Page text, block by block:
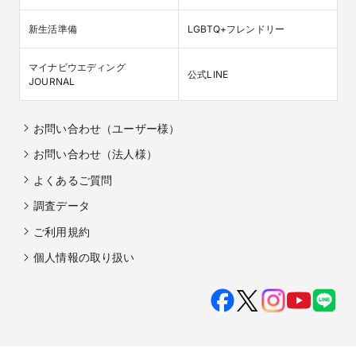
新生活準備 LGBTQ+フレンドリー
マイナビウエディング
JOURNAL
公式LINE
お問い合わせ（ユーザー様）
お問い合わせ（法人様）
よくあるご質問
調査データ
ご利用規約
個人情報の取り扱い